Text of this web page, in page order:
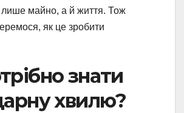
лише майно, а й життя. Тож
як це зробити
знати
хвилю?